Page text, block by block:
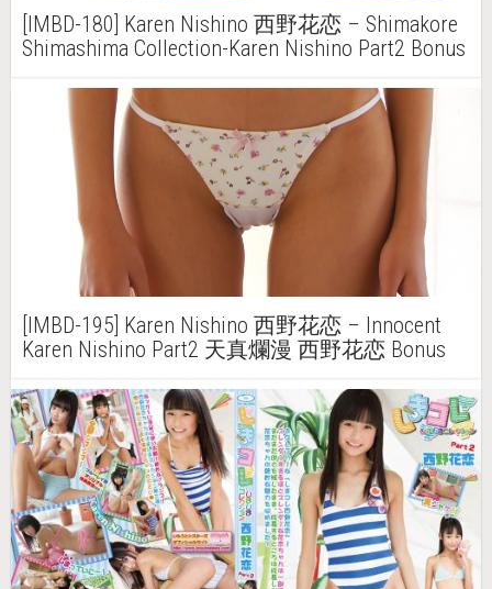
[IMBD-180] Karen Nishino 西野花恋 – Shimakore
Shimashima Collection-Karen Nishino Part2 Bonus
[IMBD-195] Karen Nishino 西野花恋 – Innocent
Karen Nishino Part2 天真爛漫 西野花恋 Bonus